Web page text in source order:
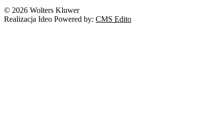
© 2026 Wolters Kluwer
Realizacja Ideo Powered by: CMS Edito